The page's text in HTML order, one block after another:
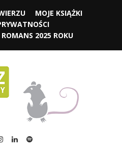
MOJE KSIĄŻKI
ROMANS 2025 ROKU